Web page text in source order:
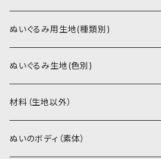
書籍（紙の本）
PDFデータ（ダウンロード）
ぬいぐるみ用生地(種類別)
ソフトボア（短毛）
ソフトボア（5mm）
ぬいトリコット
ぬいぐるみ生地(色別)
ソフトボア
スキンカラー系
ぬいトリコット
材料（生地以外）
アイロン接着シート
ぬいのボディ（素体）